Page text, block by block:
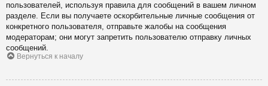
пользователей, используя правила для сообщений в вашем личном
разделе. Если вы получаете оскорбительные личные сообщения от
конкретного пользователя, отправьте жалобы на сообщения
модераторам; они могут запретить пользователю отправку личных
сообщений.
Вернуться к началу